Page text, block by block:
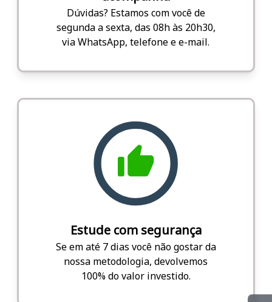
Dúvidas? Estamos com você de
segunda a sexta, das 08h às 20h30,
via WhatsApp, telefone e e-mail.
Estude com segurança
Se em até 7 dias você não gostar da
nossa metodologia, devolvemos
100% do valor investido.